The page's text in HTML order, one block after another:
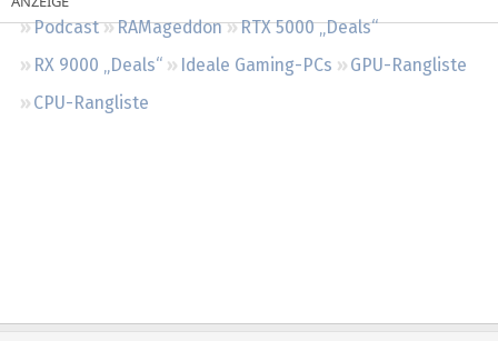
Podcast RAMageddon
RTX 5000 „Deals“
RX 9000 „Deals“
Ideale Gaming-PCs
GPU-Rangliste
CPU-Rangliste